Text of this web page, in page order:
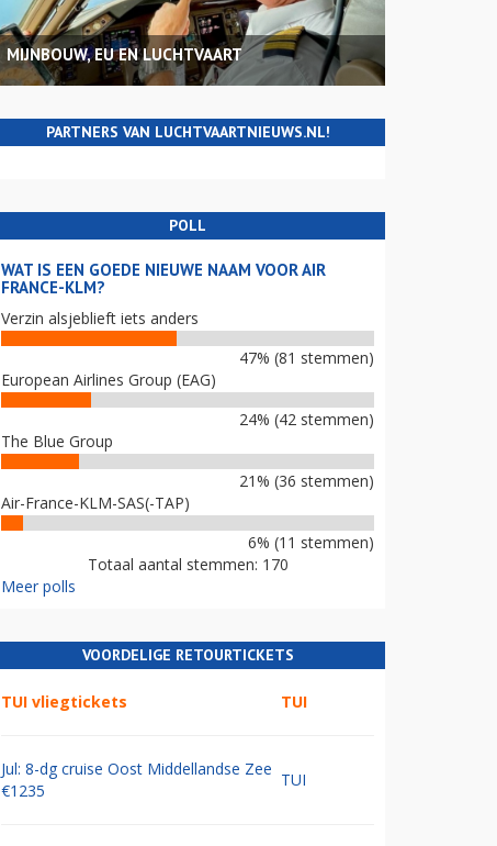
MIJNBOUW, EU EN LUCHTVAART
PARTNERS VAN LUCHTVAARTNIEUWS.NL!
POLL
WAT IS EEN GOEDE NIEUWE NAAM VOOR AIR
FRANCE-KLM?
Verzin alsjeblieft iets anders
47% (81 stemmen)
European Airlines Group (EAG)
24% (42 stemmen)
The Blue Group
21% (36 stemmen)
Air-France-KLM-SAS(-TAP)
6% (11 stemmen)
Totaal aantal stemmen: 170
Meer polls
VOORDELIGE RETOURTICKETS
TUI vliegtickets TUI
Jul: 8-dg cruise Oost Middellandse Zee
€1235
TUI